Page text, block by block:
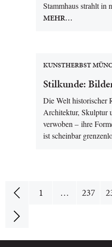
Stammhaus strahlt in
MEHR…
KUNSTHERBST
Stilkunde:
Die Welt historischer
Architektur, Skulptur
verwoben – ihre
ist scheinbar
1 … 237